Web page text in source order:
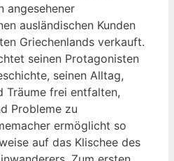
angesehener
ausländischen Kunden
Griechenlands verkauft.
seinen Protagonisten
seinen Alltag,
Träume frei entfalten,
Probleme zu
ermöglicht so
auf das Klischee des